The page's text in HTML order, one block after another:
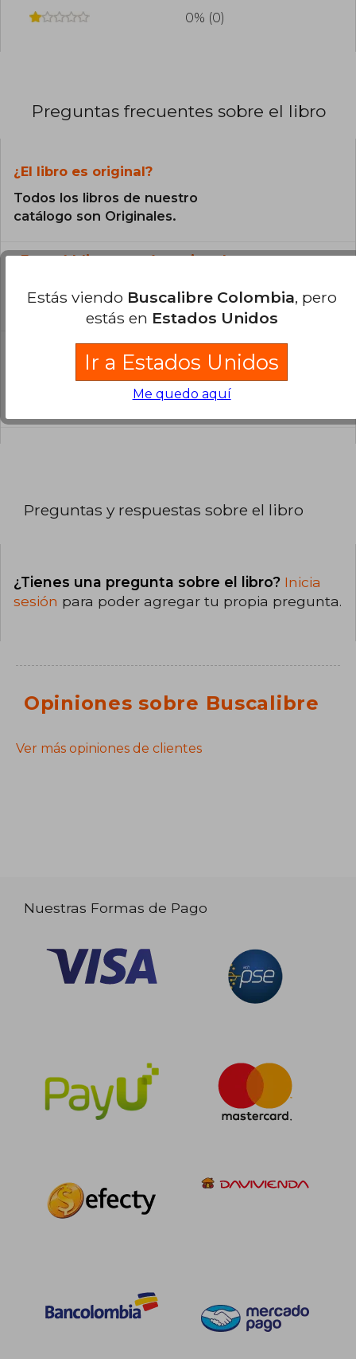
0% (0)
Preguntas frecuentes sobre el libro
¿El libro es original?
Todos los libros de nuestro
catálogo son Originales.
¿En qué Idioma está escrito el
El libro está escrito en Español.
¿Cuál es la encuadernación de este libro?
La encuadernación de esta edición es Tapa
Preguntas y respuestas sobre el libro
¿Tienes una pregunta sobre el libro? Inicia
sesión para poder agregar tu propia pregunta.
Opiniones sobre Buscalibre
Ver más opiniones de clientes
Nuestras Formas de Pago
Estás viendo Buscalibre Colombia, pero
estás en Estados Unidos
Ir a Estados Unidos
Me quedo aquí